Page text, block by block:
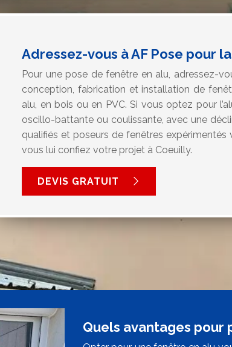
Adressez-vous à AF Pose pour
Pour une pose de fenêtre en alu, adressez-
conception, fabrication et installation de
alu, en bois ou en PVC. Si vous optez pour
oscillo-battante ou coulissante, avec une
qualifiés et poseurs de fenêtres
vous lui confiez votre projet à Coeuilly.
DEVIS GRATUIT
Quels avantages pour